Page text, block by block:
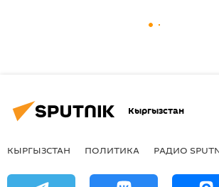
Кыргызстан
КЫРГЫЗСТАН ПОЛИТИКА РАДИО